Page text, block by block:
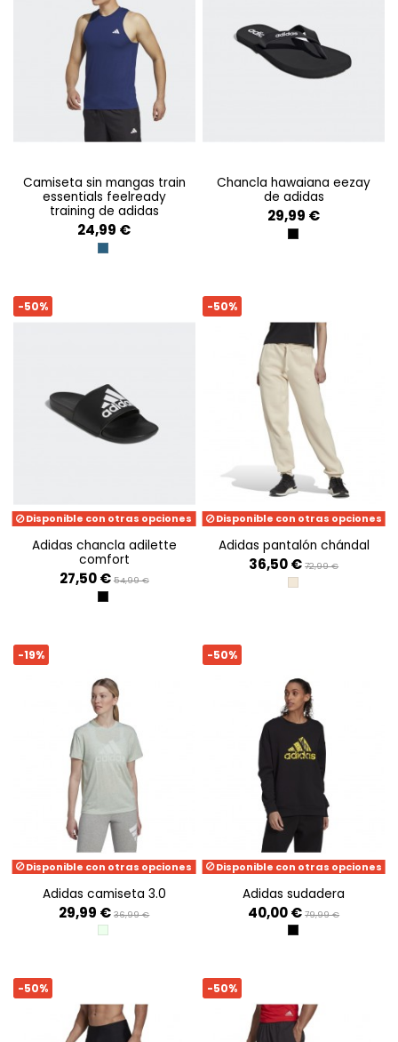
camiseta sin mangas train
essentials feelready
training de adidas
24,99 €
BLUE
chancla hawaiana eezay
de adidas
29,99 €
CBLACK/FTWWHT/
-50%
Disponible con otras opciones
adidas chancla adilette
comfort
27,50 € 54,99 €
BLACK
-50%
Disponible con otras opciones
adidas pantalón chándal
36,50 € 72,99 €
ECRTIN
-19%
Disponible con otras opciones
adidas camiseta 3.0
29,99 € 36,99 €
LIGRME
-50%
Disponible con otras opciones
adidas sudadera
40,00 € 79,99 €
BLACK
-50% -50%